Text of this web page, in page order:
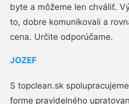
byte a môžeme len chváliť.
to, dobre komunikovali a
cena. Určite odporúčame.
JOZEF
S topclean.sk
forme pravidelného